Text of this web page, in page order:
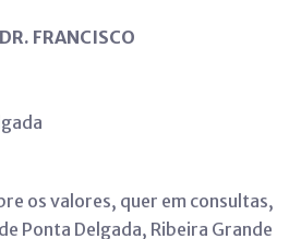
FRANCISCO
os valores, quer em consultas,
Ponta Delgada, Ribeira Grande